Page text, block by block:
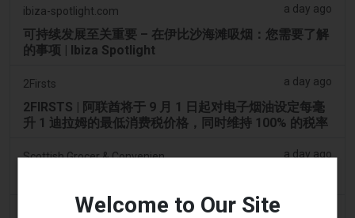
ibiza-spotlight.com a day ago
可持续发展至关重要 – 在伊比沙海滩吸烟：您需要了解
的事项 | Ibiza Spotlight
2Firsts a day ago
2FIRSTS | 阿联酋将于 9 月 1 日起对电子烟油设定每毫
升 1 迪拉姆的最低消费税价格，同时维持 100% 的税率
Scottish Grocer & Convenience Retailer a day ago
Welcome to Our Site